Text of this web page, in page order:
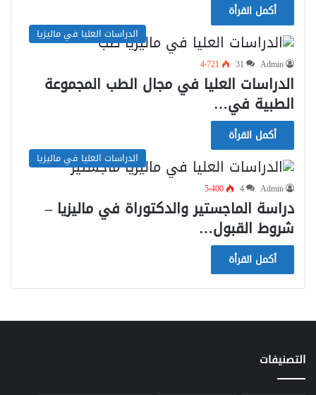
أكمل القرأة
الدراسات العليا في ماليزيا
Admin
31 4٬721
الدراسات العليا في مجال الطب المجموعة
الطبية في…
أكمل القرأة
الدراسات العليا في ماليزيا
Admin
4 5٬400
دراسة الماجستير والدكتوراة في ماليزيا –
شروط القبول…
أكمل القرأة
التصنيفات